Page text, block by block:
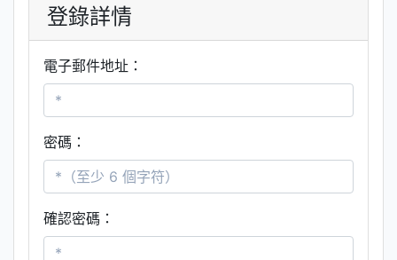
登錄詳情
電子郵件地址：
密碼：
確認密碼：